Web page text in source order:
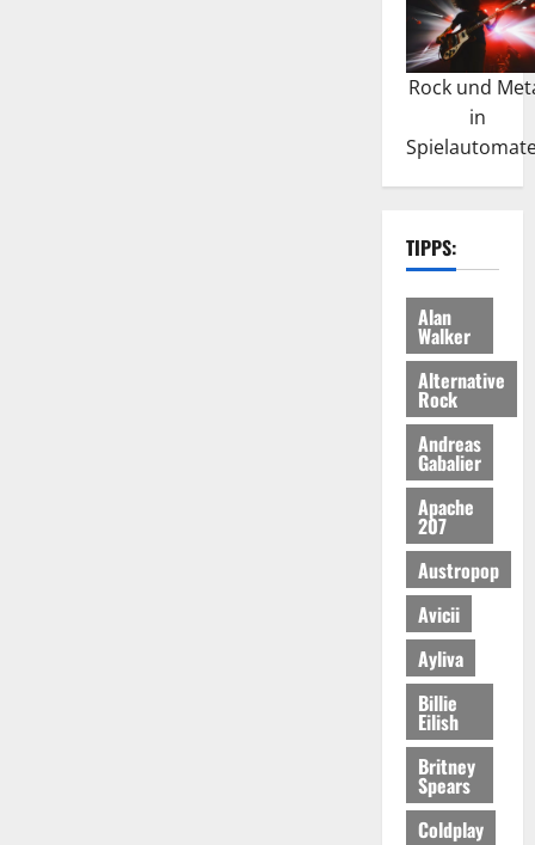
Rock und
in
TIPPS:
Alan
Walker
Alternative
Rock
Andreas
Gabalier
Apache
207
Austropop
Avicii
Ayliva
Billie
Eilish
Britney
Spears
Coldplay